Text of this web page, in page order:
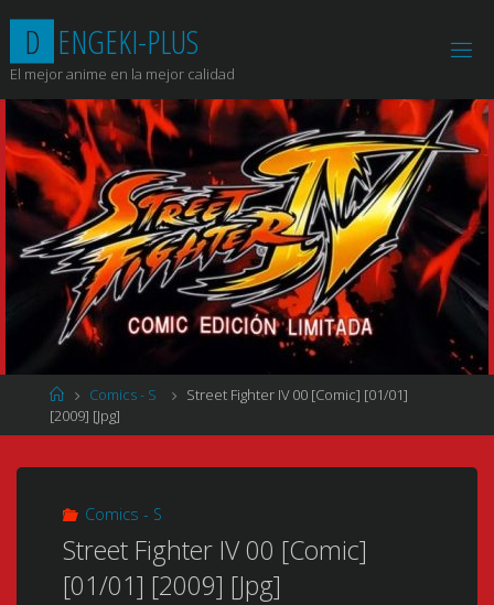
contenido
D ENGEKI-PLUS
El mejor anime en la mejor calidad
Página
de
Inicio
Comics - S
Street Fighter IV 00 [Comic] [01/01]
[2009] [Jpg]
Comics - S
Street Fighter IV 00 [Comic]
[01/01] [2009] [Jpg]